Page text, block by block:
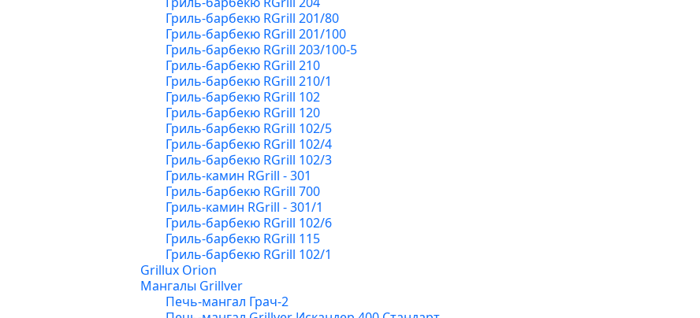
Гриль-барбекю RGrill 201/80
Гриль-барбекю RGrill 201/100
Гриль-барбекю RGrill 203/100-5
Гриль-барбекю RGrill 210
Гриль-барбекю RGrill 210/1
Гриль-барбекю RGrill 102
Гриль-барбекю RGrill 120
Гриль-барбекю RGrill 102/5
Гриль-барбекю RGrill 102/4
Гриль-барбекю RGrill 102/3
Гриль-камин RGrill - 301
Гриль-барбекю RGrill 700
Гриль-камин RGrill - 301/1
Гриль-барбекю RGrill 102/6
Гриль-барбекю RGrill 115
Гриль-барбекю RGrill 102/1
Grillux Orion
Мангалы Grillver
Печь-мангал Грач-2